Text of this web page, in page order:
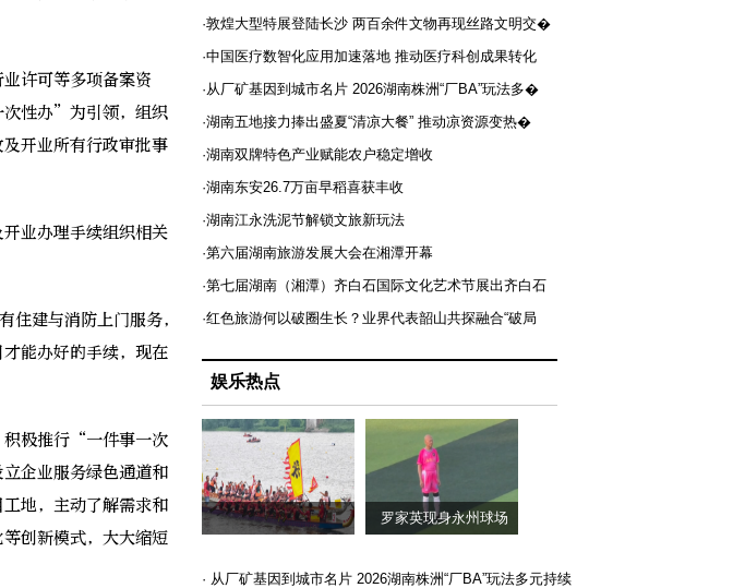
许可等多项备案资
次性办”为引领，组织
开业所有行政审批事
业办理手续组织相关
建与消防上门服务，
能办好的手续，现在
极推行“一件事一次
企业服务绿色通道和
地，主动了解需求和
创新模式，大大缩短
·敦煌大型特展登陆长沙 两百余件文物再现丝路文明交�
·中国医疗数智化应用加速落地 推动医疗科创成果转化
·从厂矿基因到城市名片 2026湖南株洲“厂BA”玩法多�
·湖南五地接力捧出盛夏“清凉大餐” 推动凉资源变热�
·湖南双牌特色产业赋能农户稳定增收
·湖南东安26.7万亩早稻喜获丰收
·湖南江永洗泥节解锁文旅新玩法
·第六届湖南旅游发展大会在湘潭开幕
·第七届湖南（湘潭）齐白石国际文化艺术节展出齐白石
·红色旅游何以破圈生长？业界代表韶山共探融合“破局
娱乐热点
罗家英现身永州球场
· 从厂矿基因到城市名片 2026湖南株洲“厂BA”玩法多元持续